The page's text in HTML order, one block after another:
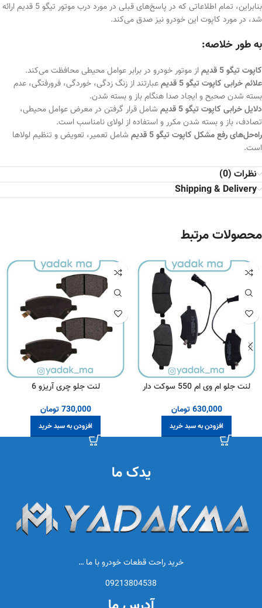
بنابراین، تمام اطلاعاتی که در پاسخ‌های قبلی در مورد درب موتور تیگو 5 قدیم ارائه
شد، در مورد کاپوت این خودرو نیز صدق می‌کند.
به طور خلاصه:
کاپوت تیگو 5 قدیم
از موتور خودرو در برابر عوامل محیطی محافظت می‌کند.
علائم خرابی کاپوت تیگو 5 قدیم
عبارتند از زنگ زدگی، خوردگی، فرورفتگی، عدم
بسته شدن صحیح و ایجاد صدا هنگام باز و بسته شدن.
دلایل خرابی کاپوت تیگو 5 قدیم
شامل قرار گرفتن در معرض عوامل محیطی،
تصادف، باز و بسته شدن مکرر و استفاده از لولای نامناسب است.
راه‌حل‌های رفع مشکل کاپوت تیگو 5 قدیم
شامل تعمیر، تعویض و تنظیم لولاها
است.
نظرات (0)
Shipping & Delivery
محصولات مرتبط
لنت جلو ام وی ام 550 سوکت دار
630,000 تومان
افزودن به سبد خرید
لنت جلو چری آریزو 6
730,000 تومان
افزودن به سبد خرید
یدک ما
خرید راحت قطعات خودرو با ما …
09213804538